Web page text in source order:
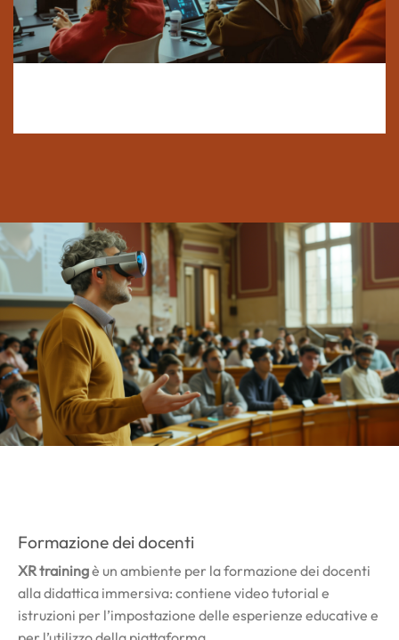
Formazione dei docenti
XR trainingè un ambiente per la formazione dei docenti
alla didattica immersiva: contiene video tutorial e
istruzioni per l’impostazione delle esperienze educative e